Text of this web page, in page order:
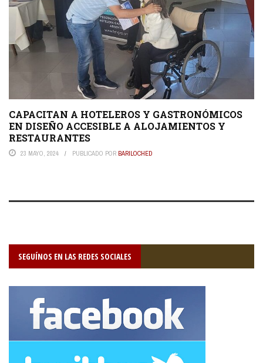
CAPACITAN A HOTELEROS Y GASTRONÓMICOS
EN DISEÑO ACCESIBLE A ALOJAMIENTOS Y
RESTAURANTES
23 MAYO, 2024 PUBLICADO POR BARILOCHED
SEGUÍNOS EN LAS REDES SOCIALES